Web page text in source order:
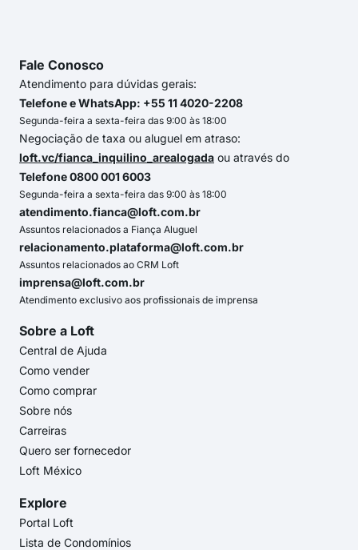
Fale Conosco
Atendimento para dúvidas gerais:
Telefone e WhatsApp: +55 11 4020-2208
Segunda-feira a sexta-feira das 9:00 às 18:00
Negociação de taxa ou aluguel em atraso:
loft.vc/fianca_inquilino_arealogada ou através do
Telefone 0800 001 6003
Segunda-feira a sexta-feira das 9:00 às 18:00
atendimento.fianca@loft.com.br
Assuntos relacionados a Fiança Aluguel
relacionamento.plataforma@loft.com.br
Assuntos relacionados ao CRM Loft
imprensa@loft.com.br
Atendimento exclusivo aos profissionais de imprensa
Sobre a Loft
Central de Ajuda
Como vender
Como comprar
Sobre nós
Carreiras
Quero ser fornecedor
Loft México
Explore
Portal Loft
Lista de Condomínios